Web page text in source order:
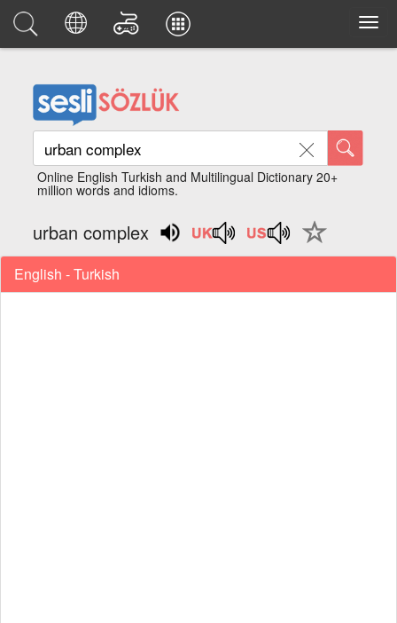
Online English Turkish and Multilingual Dictionary 20+
million words and idioms.
urban complex
English - Turkish